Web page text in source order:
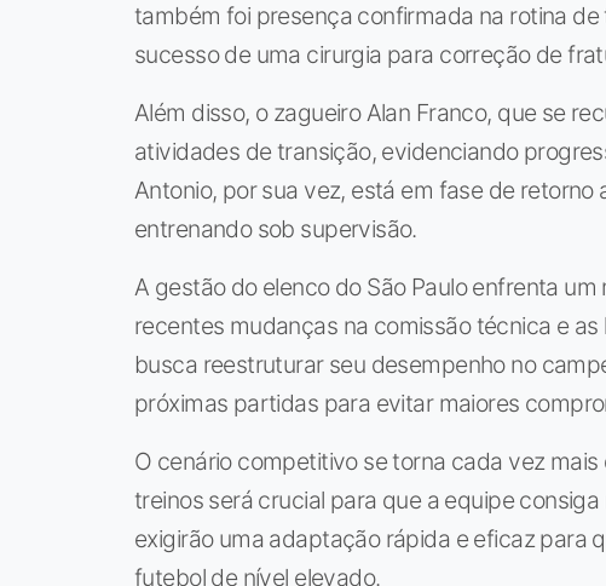
também foi presença confirmada na rotina
sucesso de uma cirurgia para correção de
Além disso, o zagueiro Alan Franco, que se
atividades de transição, evidenciando
Antonio, por sua vez, está em fase de
entrenando sob supervisão.
A gestão do elenco do São Paulo enfrenta
recentes mudanças na comissão técnica e
busca reestruturar seu desempenho no
próximas partidas para evitar maiores
O cenário competitivo se torna cada vez
treinos será crucial para que a equipe
exigirão uma adaptação rápida e eficaz para
futebol de nível elevado.